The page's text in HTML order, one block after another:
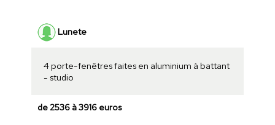
Lunete
4 porte-fenêtres faites en aluminium à battant
- studio
de 2536 à 3916 euros